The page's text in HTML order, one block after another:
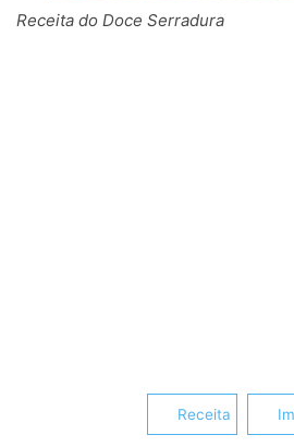
Receita do Doce Serradura
Receita